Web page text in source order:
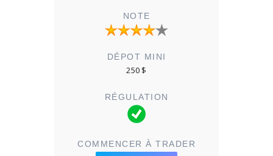
250 $